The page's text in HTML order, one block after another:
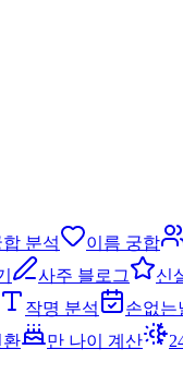
합 분석 이름 궁합
사주 블로그 신
작명 분석 손없는
환 만 나이 계산